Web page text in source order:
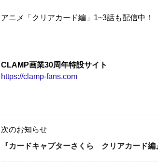
アニメ「クリアカード編」1~3話も配信中！
CLAMP画業30周年特設サイト
https://clamp-fans.com
次のお知らせ
『カードキャプターさくら クリアカード